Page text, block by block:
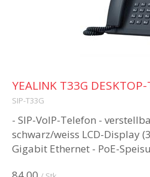
YEALINK T33G DESKTOP-
SIP-T33G
- SIP-VoIP-Telefon -
schwarz/weiss LCD-Display
Gigabit Ethernet - PoE-